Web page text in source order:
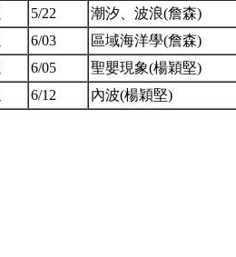
5/22
潮汐、波浪(詹森)
6/03
區域海洋學(詹森)
6/05
聖嬰現象(楊穎堅)
6/12 內波(楊穎堅)